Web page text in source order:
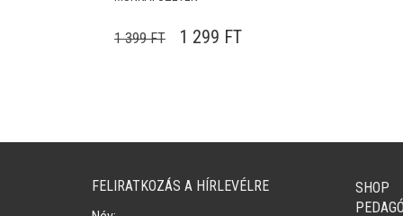
1 399FT ORIGINAL PRICE WAS: 1 399 FT.
1 299 FTCURRENT PRICE IS: 1
FELIRATKOZÁS A HÍRLEVÉLRE
SHOP